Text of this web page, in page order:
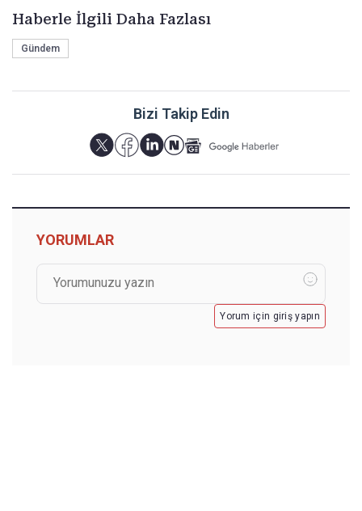
Haberle İlgili Daha Fazlası
Gündem
Bizi Takip Edin
YORUMLAR
Yorum için giriş yapın